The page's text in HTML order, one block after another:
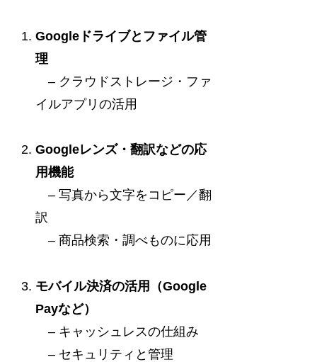
Googleドライブとファイル管
理
– クラウドストレージ・ファ
イルアプリの活用
Googleレンズ・翻訳などの応
用機能
– 写真から文字をコピー／翻
訳
– 商品検索・調べものに応用
モバイル決済の活用（Google
Payなど）
– キャッシュレスの仕組み
– セキュリティと管理